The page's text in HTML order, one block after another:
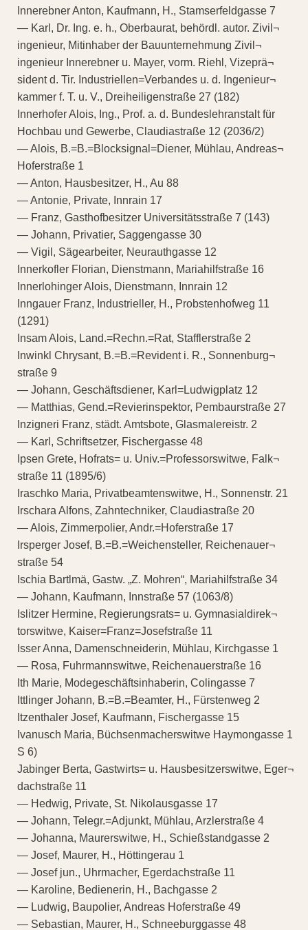
Innerebner Anton, Kaufmann, H., Stamserfeldgasse 7
— Karl, Dr. Ing. e. h., Oberbaurat, behördl. autor. Zivil¬
ingenieur, Mitinhaber der Bauunternehmung Zivil¬
ingenieur Innerebner u. Mayer, vorm. Riehl, Vizeprä¬
sident d. Tir. Industriellen=Verbandes u. d. Ingenieur¬
kammer f. T. u. V., Dreiheiligenstraße 27 (182)
Innerhofer Alois, Ing., Prof. a. d. Bundeslehranstalt für
Hochbau und Gewerbe, Claudiastraße 12 (2036/2)
— Alois, B.=B.=Blocksignal=Diener, Mühlau, Andreas¬
Hoferstraße 1
— Anton, Hausbesitzer, H., Au 88
— Antonie, Private, Innrain 17
— Franz, Gasthofbesitzer Universitätsstraße 7 (143)
— Johann, Privatier, Saggengasse 30
— Vigil, Sägearbeiter, Neurauthgasse 12
Innerkofler Florian, Dienstmann, Mariahilfstraße 16
Innerlohinger Alois, Dienstmann, Innrain 12
Inngauer Franz, Industrieller, H., Probstenhofweg 11
(1291)
Insam Alois, Land.=Rechn.=Rat, Stafflerstraße 2
Inwinkl Chrysant, B.=B.=Revident i. R., Sonnenburg¬
straße 9
— Johann, Geschäftsdiener, Karl=Ludwigplatz 12
— Matthias, Gend.=Revierinspektor, Pembaurstraße 27
Inzigneri Franz, städt. Amtsbote, Glasmalereistr. 2
— Karl, Schriftsetzer, Fischergasse 48
Ipsen Grete, Hofrats= u. Univ.=Professorswitwe, Falk¬
straße 11 (1895/6)
Iraschko Maria, Privatbeamtenswitwe, H., Sonnenstr. 21
Irschara Alfons, Zahntechniker, Claudiastraße 20
— Alois, Zimmerpolier, Andr.=Hoferstraße 17
Irsperger Josef, B.=B.=Weichensteller, Reichenauer¬
straße 54
Ischia Bartlmä, Gastw. „Z. Mohren“, Mariahilfstraße 34
— Johann, Kaufmann, Innstraße 57 (1063/8)
Islitzer Hermine, Regierungsrats= u. Gymnasialdirek¬
torswitwe, Kaiser=Franz=Josefstraße 11
Isser Anna, Damenschneiderin, Mühlau, Kirchgasse 1
— Rosa, Fuhrmannswitwe, Reichenauerstraße 16
Ith Marie, Modegeschäftsinhaberin, Colingasse 7
Ittlinger Johann, B.=B.=Beamter, H., Fürstenweg 2
Itzenthaler Josef, Kaufmann, Fischergasse 15
Ivanusch Maria, Büchsenmacherswitwe Haymongasse 1
S 6)
Jabinger Berta, Gastwirts= u. Hausbesitzerswitwe, Eger¬
dachstraße 11
— Hedwig, Private, St. Nikolausgasse 17
— Johann, Telegr.=Adjunkt, Mühlau, Arzlerstraße 4
— Johanna, Maurerswitwe, H., Schießstandgasse 2
— Josef, Maurer, H., Höttingerau 1
— Josef jun., Uhrmacher, Egerdachstraße 11
— Karoline, Bedienerin, H., Bachgasse 2
— Ludwig, Baupolier, Andreas Hoferstraße 49
— Sebastian, Maurer, H., Schneeburggasse 48